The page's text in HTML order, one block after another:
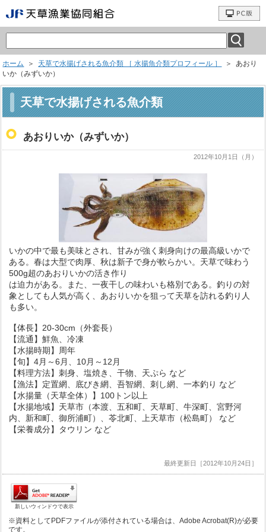
ホーム ＞ 天草で水揚げされる魚介類 ［ 水揚魚介類プロフィール ］
＞ あおり
いか（みずいか）
天草で水揚げされる魚介類
あおりいか（みずいか）
2012年10月1日（月）
いかの中で最も美味とされ、甘みが強く刺身向けの最高級いかで
ある。春は大型で肉厚、秋は新子で身が軟らかい。天草で味わう
500g超のあおりいかの活き作り
は迫力がある。また、一夜干しの味わいも格別である。釣りの対
象としても人気が高く、あおりいかを狙って天草を訪れる釣り人
も多い。
【体長】20-30cm（外套長）
【流通】鮮魚、冷凍
【水揚時期】周年
【旬】4月～6月、10月～12月
【料理方法】刺身、塩焼き、干物、天ぷら など
【漁法】定置網、底びき網、吾智網、刺し網、一本釣り など
【水揚量（天草全体）】100トン以上
【水揚地域】天草市（本渡、五和町、天草町、牛深町、宮野河
内、新和町、御所浦町）、苓北町、上天草市（松島町） など
【栄養成分】タウリン など
最終更新日［2012年10月24日］
新しいウィンドウで表示
※資料としてPDFファイルが添付されている場合は、Adobe Acrobat(R)が必要
です。